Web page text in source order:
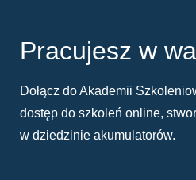
Pracujesz w
Dołącz do Akademii
dostęp do szkoleń online,
w dziedzinie akumulatorów.